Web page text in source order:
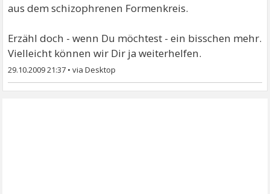
aus dem schizophrenen Formenkreis.
Erzähl doch - wenn Du möchtest - ein bisschen mehr.
Vielleicht können wir Dir ja weiterhelfen.
29.10.2009 21:37 •